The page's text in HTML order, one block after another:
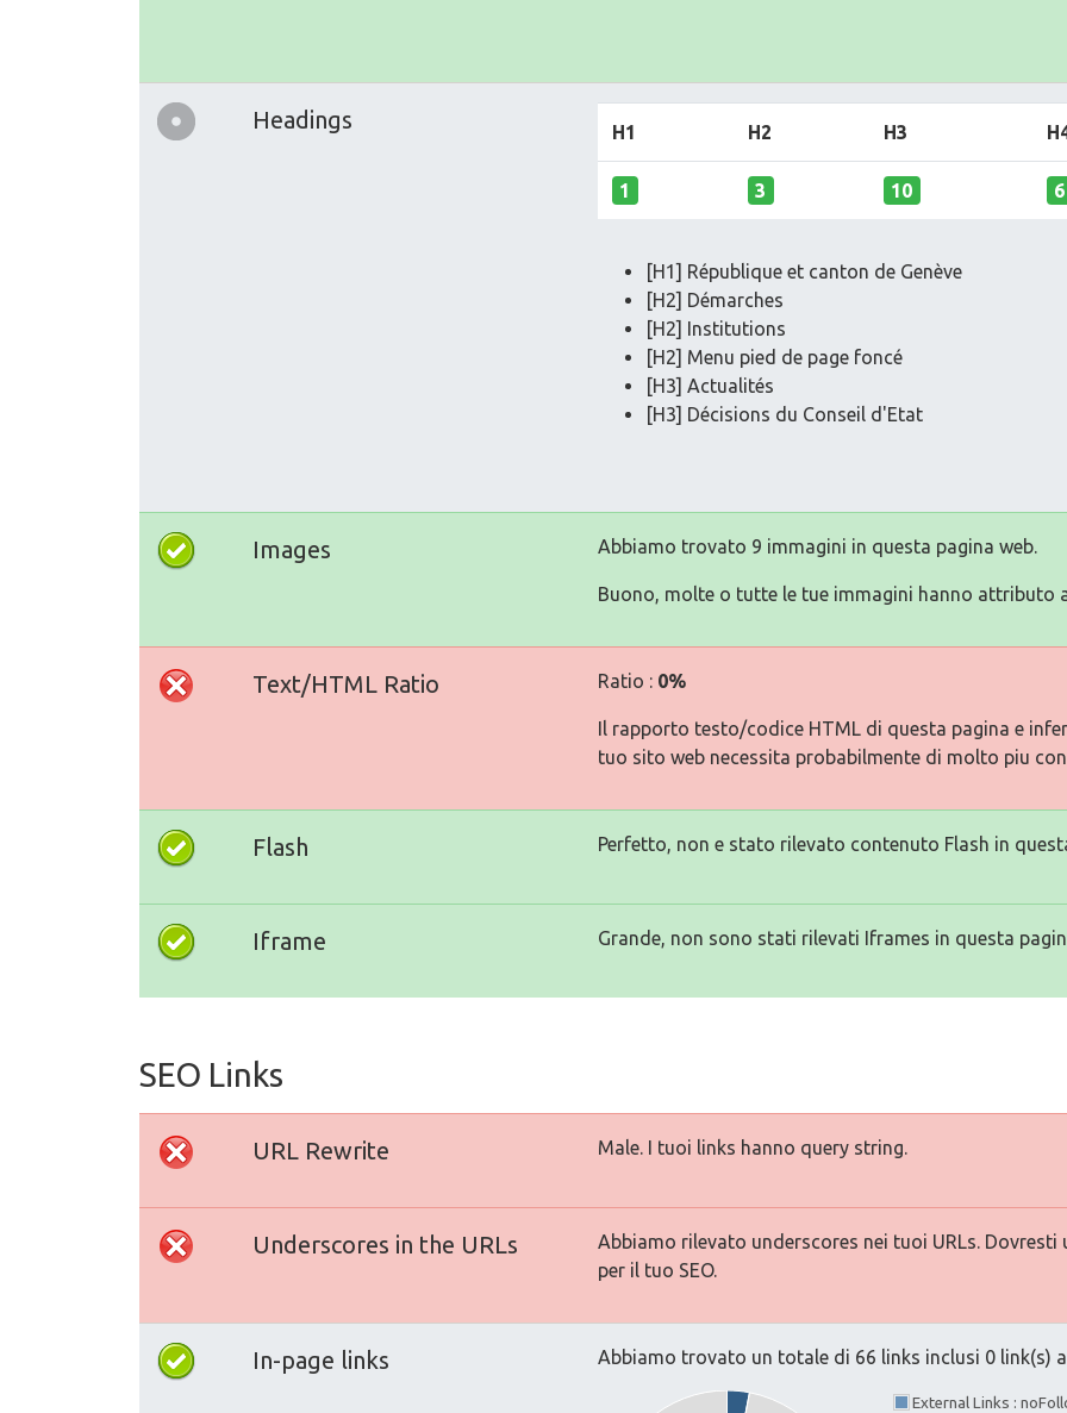
Headings H1 H2 H3
1 3 10 6
[H1] République et canton de Genève
[H2] Démarches
[H2] Institutions
[H2] Menu pied de page foncé
[H3] Actualités
[H3] Décisions du Conseil d'Etat
Images Abbiamo trovato 9 immagini in questa pagina web.
Buono, molte o tutte le tue immagini hanno attributo
Text/HTML Ratio Ratio : 0%
Il rapporto testo/codice HTML di questa pagina e
tuo sito web necessita probabilmente di molto piu
Flash Perfetto, non e stato rilevato contenuto Flash in
Iframe Grande, non sono stati rilevati Iframes in questa
SEO Links
URL Rewrite Male. I tuoi links hanno query string.
Underscores in the URLs
Abbiamo rilevato underscores nei tuoi URLs.
per il tuo SEO.
In-page links Abbiamo trovato un totale di 66 links inclusi 0 link(s)
External Links :